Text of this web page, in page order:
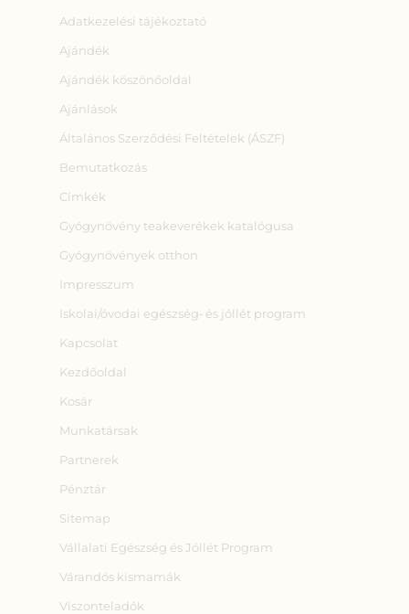
Adatkezelési tájékoztató
Ajándék
Ajándék köszönőoldal
Ajánlások
Általános Szerződési Feltételek (ÁSZF)
Bemutatkozás
Címkék
Gyógynövény teakeverékek katalógusa
Gyógynövények otthon
Impresszum
Iskolai/óvodai egészség‑ és jóllét program
Kapcsolat
Kezdőoldal
Kosár
Munkatársak
Partnerek
Pénztár
Sitemap
Vállalati Egészség és Jóllét Program
Várandós kismamák
Viszonteladók